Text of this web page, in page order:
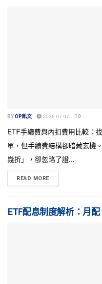
BYOP凱文 2026-07-07 0
ETF手續費與內扣費用比較：
單，但手續費結構卻暗藏玄機
幾折」，卻忽略了證...
READ MORE
ETF配息制度解析：月